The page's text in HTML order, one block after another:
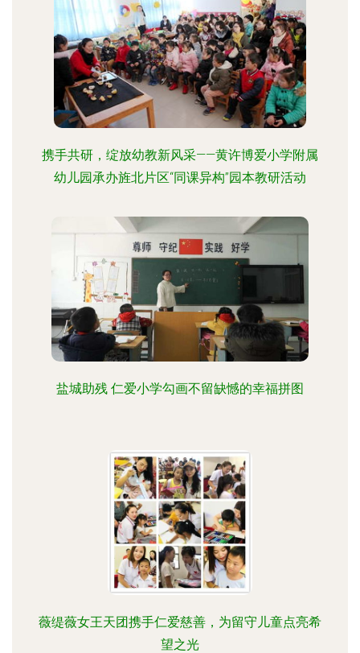
携手共研，绽放幼教新风采——黄许博爱小学附属
幼儿园承办旌北片区“同课异构”园本教研活动
盐城助残 仁爱小学勾画不留缺憾的幸福拼图
薇缇薇女王天团携手仁爱慈善，为留守儿童点亮希
望之光